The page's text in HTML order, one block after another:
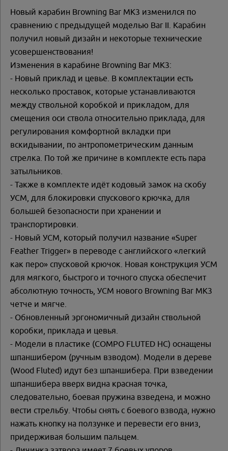
Новый карабин Browning Bar MK3 изменился по
сравнению с предыдущей моделью Bar II. Карабин
получил новый дизайн и некоторые технические
усовершенствования!
Изменения в карабине Browning Bar MK3:
- Новый приклад и цевье. В комплектации есть
несколько проставок, которые устанавливаются
между ствольной коробкой и прикладом, для
смещения оси ствола относительно приклада, для
регулирования комфортной вкладки при
вскидывании, по антропометрическим данным
стрелка. По той же причине в комплекте есть пара
затыльников.
- Также в комплекте идёт кодовый замок на скобу
УСМ, для блокировки спускового крючка, для
большей безопасности при хранении и
транспортировки.
- Новый УСМ, который получил название «Super
Feather Trigger» в переводе с английского «легкий
как перо» спусковой крючок. Новая конструкция УСМ
для мягкого, быстрого и точного спуска обеспечит
абсолютную точность, УСМ нового Browning Bar MK3
четче и мягче.
- Обновленный эргономичный дизайн ствольной
коробки, приклада и цевья.
- Модели в пластике (COMPO FLUTED HC) оснащены
шпаншибером (ручным взводом). Модели в дереве
(Wood Fluted) идут без шпаншибера. При взведении
шпаншибера вверх видна красная точка,
следовательно, боевая пружина взведена, и можно
вести стрельбу. Чтобы снять с боевого взвода, нужно
нажать кнопку на ползунке и перевести его вниз,
придерживая большим пальцем.